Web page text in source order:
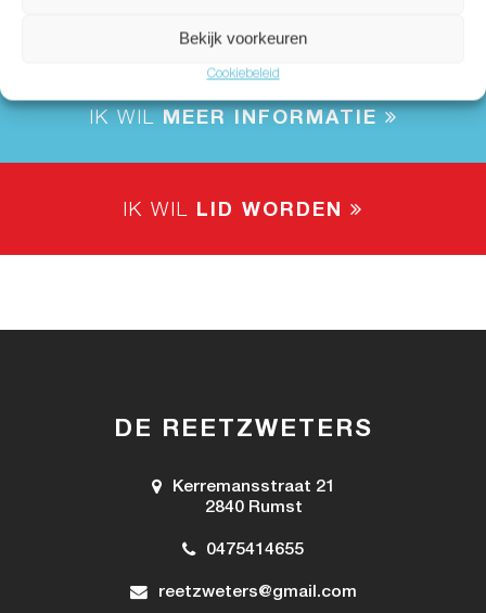
Bekijk voorkeuren
Cookiebeleid
IK WIL MEER INFORMATIE
IK WIL LID WORDEN
DE REETZWETERS
Kerremansstraat 21
2840 Rumst
0475414655
reetzweters@gmail.com